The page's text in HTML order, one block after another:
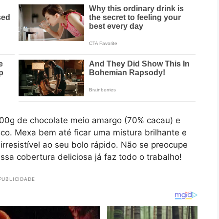
de chocolate meio amargo (70% cacau) e
Mexa bem até ficar uma mistura brilhante e
ao seu bolo rápido. Não se preocupe
cobertura deliciosa já faz todo o trabalho!